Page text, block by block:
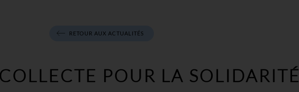
RETOUR AUX ACTUALITÉS
POUR LA SOLIDARITÉ